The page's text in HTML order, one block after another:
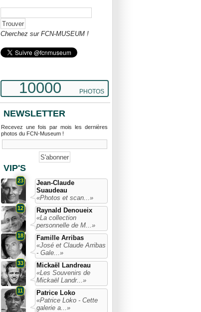
Cherchez sur FCN-MUSEUM !
10000 PHOTOS
NEWSLETTER
Recevez une fois par mois les dernières
photos du FCN-Museum !
VIP'S
23
Jean-Claude
Suaudeau
«Photos et scan...»
12
Raynald Denoueix
«La collection
personnelle de M...»
18
Famille Arribas
«José et Claude Arribas
- Gale...»
33
Mickaël Landreau
«Les Souvenirs de
Mickaël Landr...»
11
Patrice Loko
«Patrice Loko - Cette
galerie a...»